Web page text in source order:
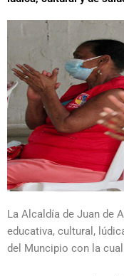
La Alcaldía de Juan de
educativa, cultural,
del Muncipio con la